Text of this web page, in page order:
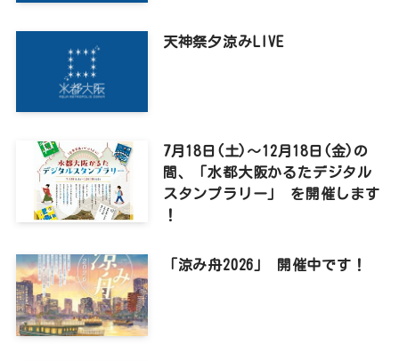
天神祭夕涼みLIVE
7月18日(土)～12月18日(金)の
間、「水都大阪かるたデジタル
スタンプラリー」 を開催します
！
「涼み舟2026」 開催中です！